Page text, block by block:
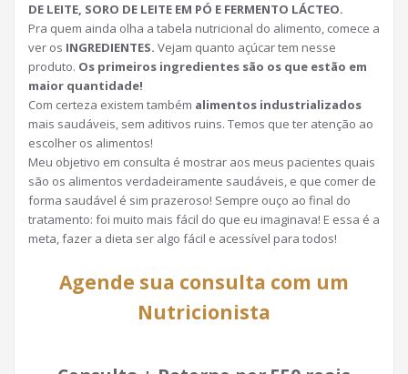
DE LEITE, SORO DE LEITE EM PÓ E FERMENTO LÁCTEO.
Pra quem ainda olha a tabela nutricional do alimento, comece a
ver os INGREDIENTES. Vejam quanto açúcar tem nesse
produto. Os primeiros ingredientes são os que estão em
maior quantidade!
Com certeza existem também alimentos industrializados
mais saudáveis, sem aditivos ruins. Temos que ter atenção ao
escolher os alimentos!
Meu objetivo em consulta é mostrar aos meus pacientes quais
são os alimentos verdadeiramente saudáveis, e que comer de
forma saudável é sim prazeroso! Sempre ouço ao final do
tratamento: foi muito mais fácil do que eu imaginava! E essa é a
meta, fazer a dieta ser algo fácil e acessível para todos!
Agende sua consulta com um
Nutricionista